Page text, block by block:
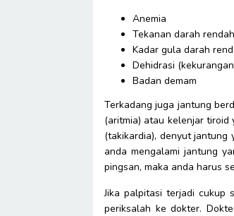
Anemia
Tekanan darah rendah
Kadar gula darah
Dehidrasi
Badan demam
Terkadang juga jantung
(aritmia) atau kelenjar
(takikardia), denyut
anda mengalami jantung
pingsan, maka anda harus
Jika palpitasi terjadi cukup
periksalah ke dokter.